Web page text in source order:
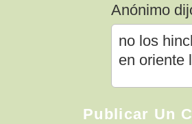
Anónimo
no los
en oriente
Publicar Un